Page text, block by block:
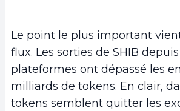
Le point le plus important
flux. Les sorties de SHIB
plateformes ont dépassé les
milliards de tokens. En clair,
tokens semblent quitter les